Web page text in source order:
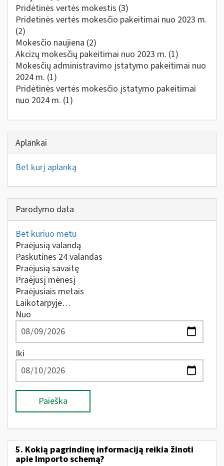
Pridėtinės vertės mokestis (3)
Pridetinės vertės mokesčio pakeitimai nuo 2023 m.
(2)
Mokesčio naujiena (2)
Akcizų mokesčių pakeitimai nuo 2023 m. (1)
Mokesčių administravimo įstatymo pakeitimai nuo
2024 m. (1)
Pridėtinės vertės mokesčio įstatymo pakeitimai
nuo 2024 m. (1)
Aplankai
Bet kurį aplanką
Parodymo data
Bet kuriuo metu
Praėjusią valandą
Paskutines 24 valandas
Praėjusią savaitę
Praėjusį mėnesį
Praėjusiais metais
Laikotarpyje…
Nuo
Iki
Paieška
5. Kokią pagrindinę informaciją reikia žinoti
apie Importo schemą?